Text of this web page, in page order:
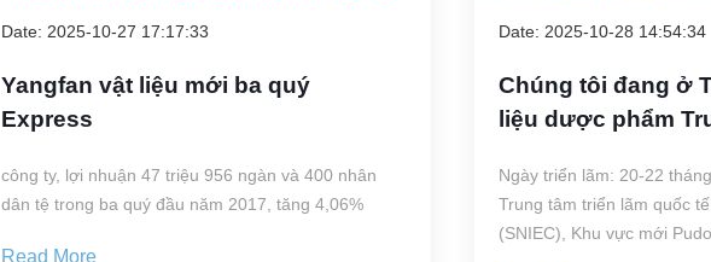
Date: 2025-10-27 17:17:33
Yangfan vật liệu mới ba quý
Express
công ty, lợi nhuận 47 triệu 956 ngàn và 400 nhân
dân tệ trong ba quý đầu năm 2017, tăng 4,06%
Read More
Date: 2025-10-28 14:54:34
Chúng tôi đang ở
liệu dược phẩm
Ngày triển lãm: 20-22
Trung tâm triển lãm quốc
(SNIEC), Khu vực mới